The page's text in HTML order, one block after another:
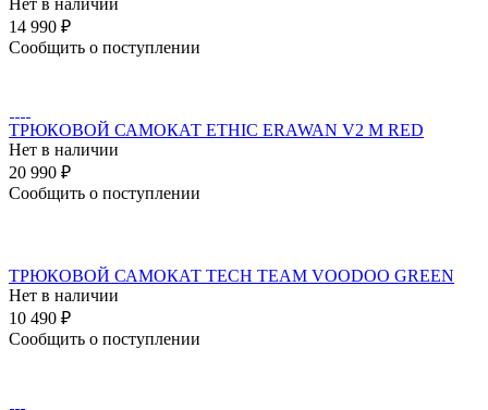
14 990 ₽
Сообщить о поступлении
ТРЮКОВОЙ САМОКАТ ETHIC ERAWAN V2 M RED
Нет в наличии
20 990 ₽
Сообщить о поступлении
ТРЮКОВОЙ САМОКАТ TECH TEAM VOODOO GREEN
Нет в наличии
10 490 ₽
Сообщить о поступлении